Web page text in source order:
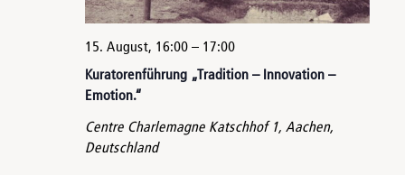
Kuratorenführung „Tradition – Innovation –
Emotion.“
15. August, 16:00– 17:00
Centre Charlemagne Katschhof 1, Aachen,
Deutschland